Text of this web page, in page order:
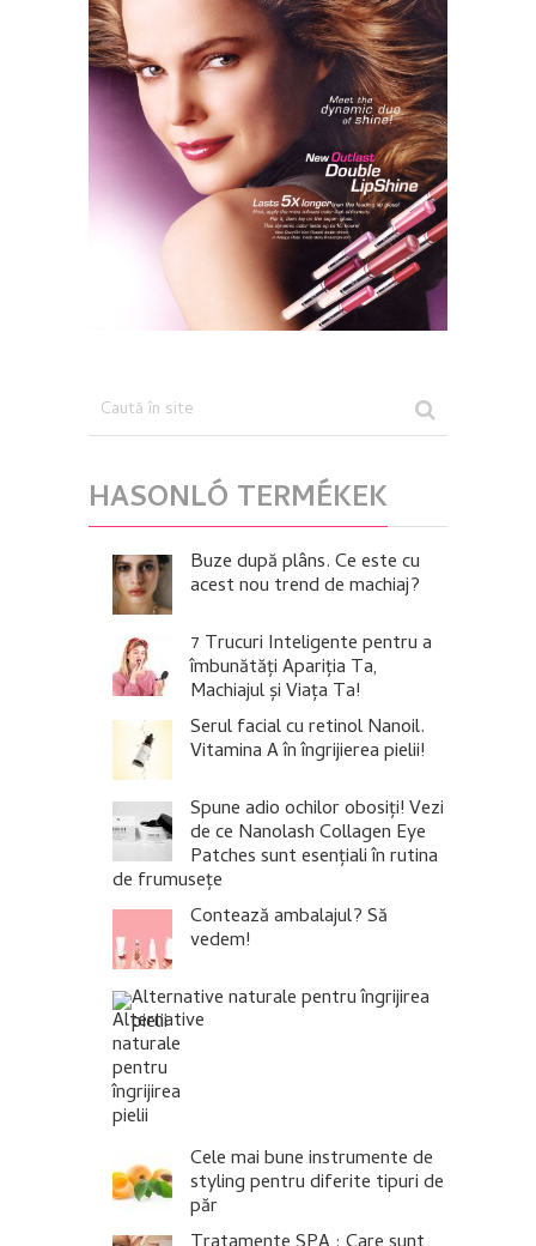
HASONLÓ TERMÉKEK
Buze după plâns. Ce este cu
acest nou trend de machiaj?
7 Trucuri Inteligente pentru a
îmbunătăți Apariția Ta,
Machiajul și Viața Ta!
Serul facial cu retinol Nanoil.
Vitamina A în îngrijierea pielii!
Spune adio ochilor obosiți! Vezi
de ce Nanolash Collagen Eye
Patches sunt esențiali în rutina
de frumusețe
Contează ambalajul? Să
vedem!
Alternative naturale pentru îngrijirea
pielii
Cele mai bune instrumente de
styling pentru diferite tipuri de
păr